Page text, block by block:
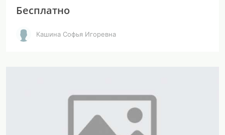
Бесплатно
Кашина Софья Игоревна